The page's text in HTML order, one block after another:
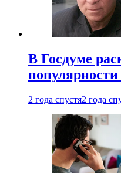
В Госдуме
2 года спустя2 года